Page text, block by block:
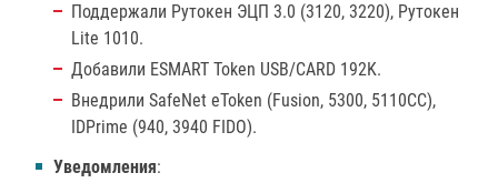
Поддержали Рутокен ЭЦП 3.0 (3120, 3220), Рутокен
Lite 1010.
Добавили ESMART Token USB/CARD 192K.
Внедрили SafeNet eToken (Fusion, 5300, 5110CC),
IDPrime (940, 3940 FIDO).
Уведомления: